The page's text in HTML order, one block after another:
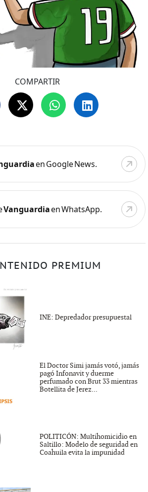
COMPARTIR
en Google News.
Vanguardiaen WhatsApp.
PREMIUM
INE: Depredador presupuestal
El Doctor Simi jamás votó, jamás
pagó Infonavit y duerme
perfumado con Brut 33 mientras
Botellita de Jerez...
POLITICÓN: Multihomicidio en
Saltillo: Modelo de seguridad en
Coahuila evita la impunidad